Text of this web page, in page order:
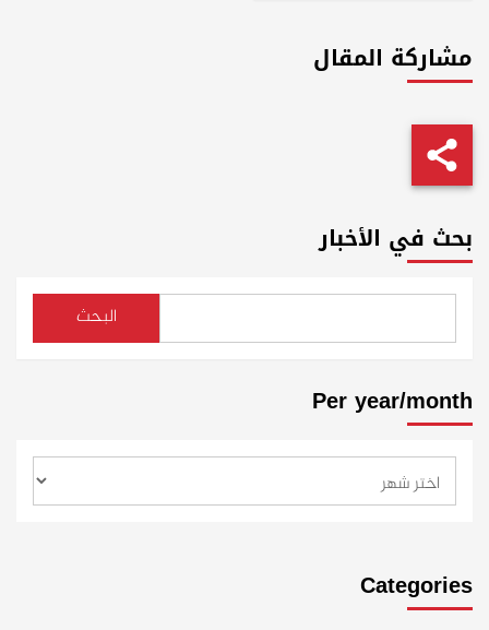
مشاركة المقال
بحث في الأخبار
البحث
Per year/month
Categories